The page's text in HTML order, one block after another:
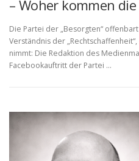
– Woher kommen die
Die Partei der „Besorgten“
Verständnis der
nimmt: Die Redaktion des
Facebookauftritt der Partei …